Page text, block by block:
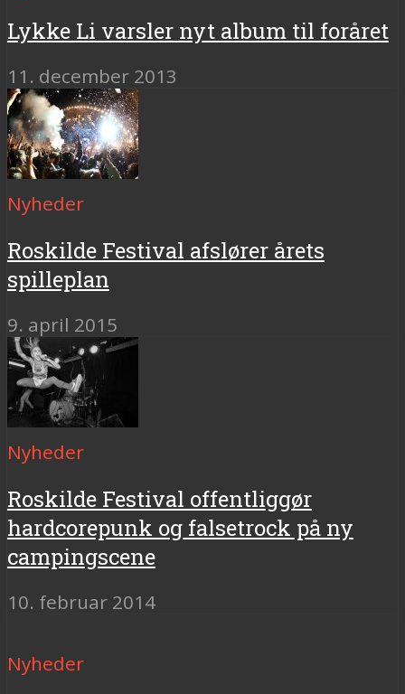
Lykke Li varsler nyt album til foråret
11. december 2013
Nyheder
Roskilde Festival afslører årets
spilleplan
9. april 2015
Nyheder
Roskilde Festival offentliggør
hardcorepunk og falsetrock på ny
campingscene
10. februar 2014
Nyheder